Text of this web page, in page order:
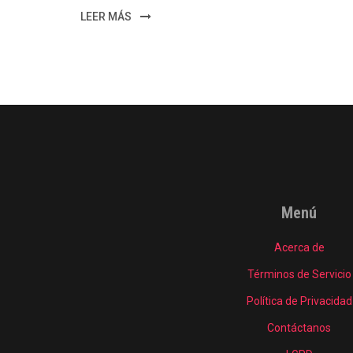
LEER MÁS
Menú
Acerca de
Términos de Servicio
Política de Privacidad
Contáctanos